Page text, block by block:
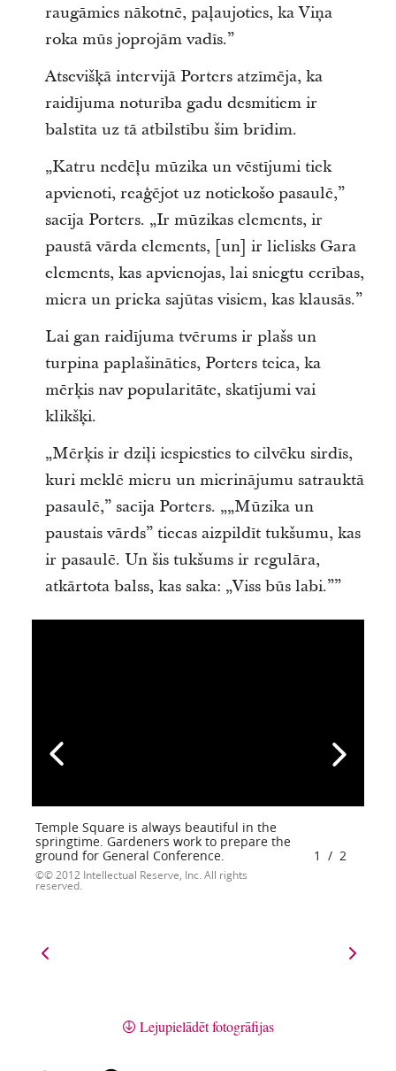
raugāmies nākotnē, paļaujoties, ka Viņa
roka mūs joprojām vadīs.”
Atsevišķā intervijā Porters atzīmēja, ka
raidījuma noturība gadu desmitiem ir
balstīta uz tā atbilstību šim brīdim.
„Katru nedēļu mūzika un vēstījumi tiek
apvienoti, reaģējot uz notiekošo pasaulē,”
sacīja Porters. „Ir mūzikas elements, ir
paustā vārda elements, [un] ir lielisks Gara
elements, kas apvienojas, lai sniegtu cerības,
miera un prieka sajūtas visiem, kas klausās.”
Lai gan raidījuma tvērums ir plašs un
turpina paplašināties, Porters teica, ka
mērķis nav popularitāte, skatījumi vai
klikšķi.
„Mērķis ir dziļi iespiesties to cilvēku sirdīs,
kuri meklē mieru un mierinājumu satrauktā
pasaulē,” sacīja Porters. „„Mūzika un
paustais vārds” tiecas aizpildīt tukšumu, kas
ir pasaulē. Un šis tukšums ir regulāra,
atkārtota balss, kas saka: „Viss būs labi.””
Temple Square is always beautiful in the
springtime. Gardeners work to prepare the
ground for General Conference.
© 2012 Intellectual Reserve, Inc. All rights
reserved.
1 / 2
Lejupielādēt fotogrāfijas